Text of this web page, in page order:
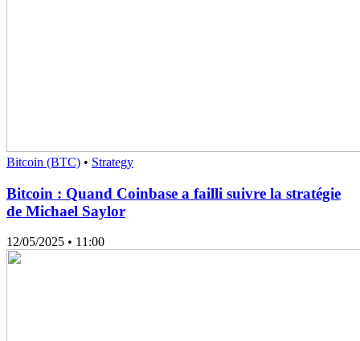
Bitcoin (BTC) • Strategy
Bitcoin : Quand Coinbase a failli suivre la stratégie
de Michael Saylor
12/05/2025 • 11:00